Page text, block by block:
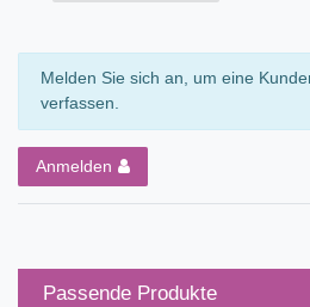
Melden Sie sich an, um eine
verfassen.
Anmelden
Passende Produkte